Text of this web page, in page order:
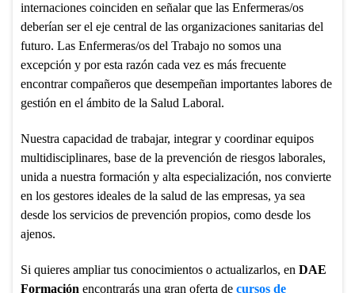
internaciones coinciden en señalar que las Enfermeras/os
deberían ser el eje central de las organizaciones sanitarias del
futuro. Las Enfermeras/os del Trabajo no somos una
excepción y por esta razón cada vez es más frecuente
encontrar compañeros que desempeñan importantes labores de
gestión en el ámbito de la Salud Laboral.
Nuestra capacidad de trabajar, integrar y coordinar equipos
multidisciplinares, base de la prevención de riesgos laborales,
unida a nuestra formación y alta especialización, nos convierte
en los gestores ideales de la salud de las empresas, ya sea
desde los servicios de prevención propios, como desde los
ajenos.
Si quieres ampliar tus conocimientos o actualizarlos, en DAE
Formación encontrarás una gran oferta de cursos de